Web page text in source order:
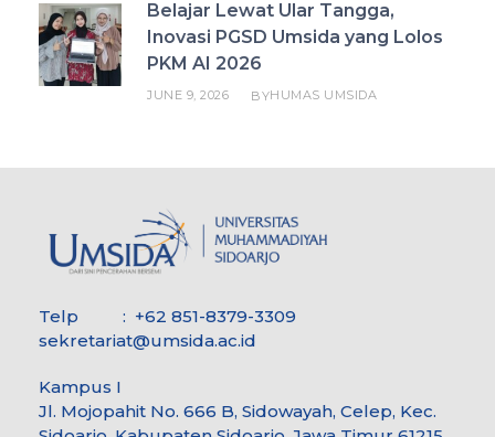
Belajar Lewat Ular Tangga,
Inovasi PGSD Umsida yang Lolos
PKM AI 2026
JUNE 9, 2026 BYHUMAS UMSIDA
Telp : +62 851-8379-3309
sekretariat@umsida.ac.id
Kampus I
Jl. Mojopahit No. 666 B, Sidowayah, Celep, Kec.